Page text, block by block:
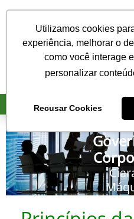
Utilizamos cookies
experiência, melhorar o
como você interage
personalizar
Recusar Cookies
Ciarama Máquinas Ponta